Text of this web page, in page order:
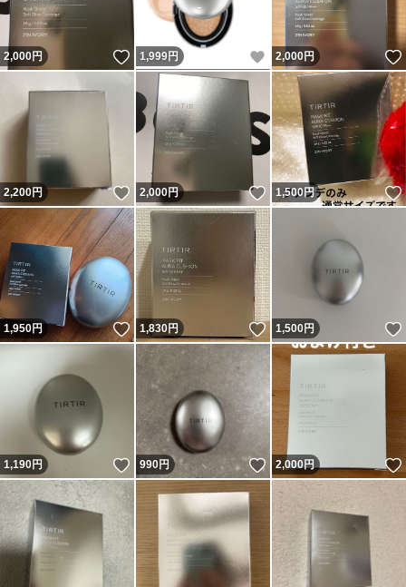
2,000円 いいね！
1,999円 いいね！
2,000円
2,200円 いいね！
2,000円 いいね！
1,500 円
1,950円 いいね！
1,830円 いいね！
1,500円
1,190円 いいね！
990円 いいね！
2,000円